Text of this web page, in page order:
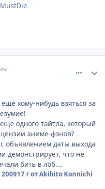
кому-нибудь взяться за
одного тайтла, который
аниме-фэнов?
объявлением даты выхода
демонстрирует, что не
бить в лоб....
17 гот Akihito Konnichi